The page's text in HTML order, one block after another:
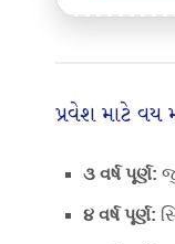
પ્રવેશ માટે વય
૩ વર્ષ પૂર્ણ:
૪ વર્ષ પૂર્ણ: